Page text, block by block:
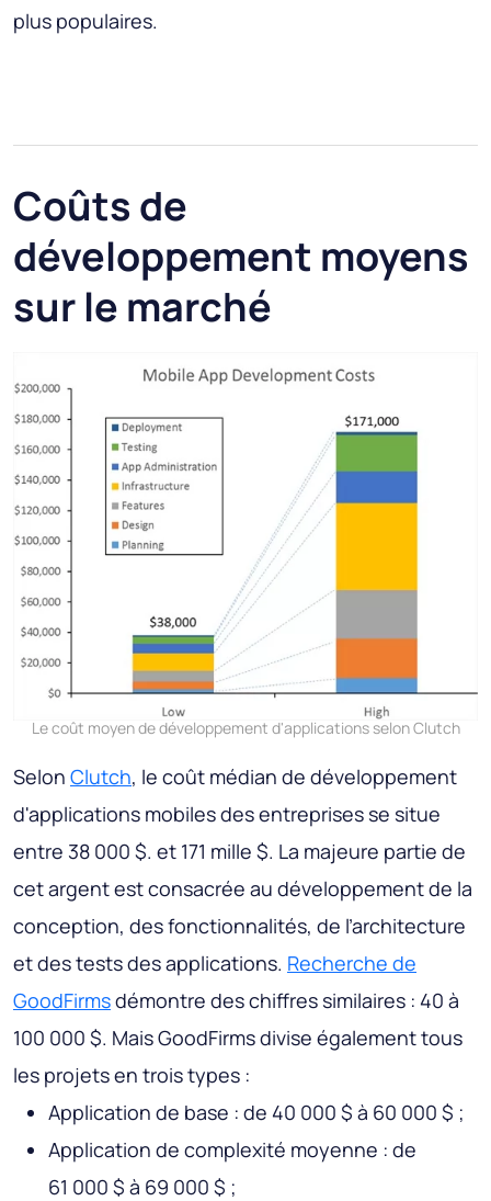
plus populaires.
Coûts de
développement moyens
sur le marché
Le coût moyen de développement d'applications selon Clutch
Selon Clutch, le coût médian de développement
d'applications mobiles des entreprises se situe
entre 38 000 $. et 171 mille $. La majeure partie de
cet argent est consacrée au développement de la
conception, des fonctionnalités, de l’architecture
et des tests des applications. Recherche de
GoodFirmsdémontre des chiffres similaires : 40 à
100 000 $. Mais GoodFirms divise également tous
les projets en trois types :
Application de base : de 40 000 $ à 60 000 $ ;
Application de complexité moyenne : de
61 000 $ à 69 000 $ ;